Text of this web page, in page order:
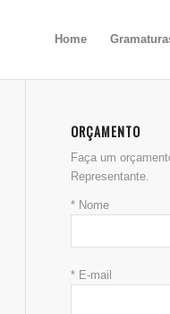
Home
ORÇAMENTO
Faça um
Representante.
* Nome
* E-mail